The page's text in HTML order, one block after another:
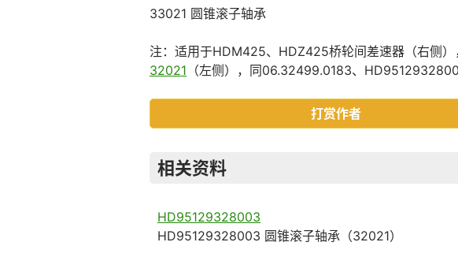
33021 圆锥滚子轴承
注：适用于HDM425、HDZ425桥轮间差速器（右侧）
32021 （左侧），同06.32499.0183、
打赏作者
相关资料
HD95129328003
HD95129328003 圆锥滚子轴承（32021）